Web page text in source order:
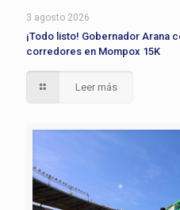
3 agosto 2026
¡Todo listo! Gobernador Arana
corredores en Mompox 15K
Leer más